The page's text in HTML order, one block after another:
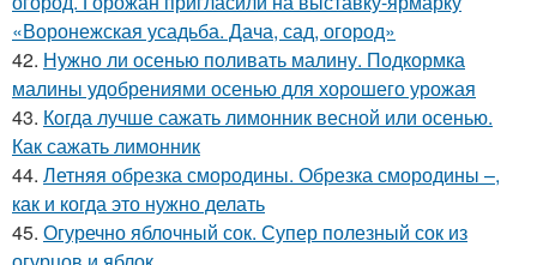
«Воронежская усадьба. Дача, сад, огород»
42. Нужно ли осенью поливать малину. Подкормка
малины удобрениями осенью для хорошего урожая
43. Когда лучше сажать лимонник весной или осенью.
Как сажать лимонник
44. Летняя обрезка смородины. Обрезка смородины –,
как и когда это нужно делать
45. Огуречно яблочный сок. Супер полезный сок из